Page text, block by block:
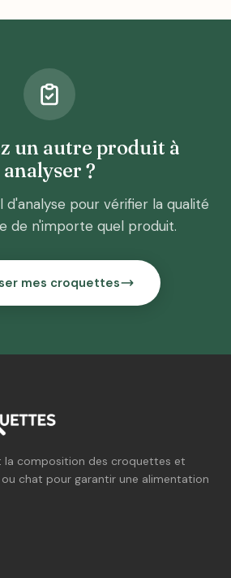
un autre produit à
analyser ?
d'analyse pour vérifier la qualité
de n'importe quel produit.
mes croquettes
la composition des croquettes et
chat pour garantir une alimentation